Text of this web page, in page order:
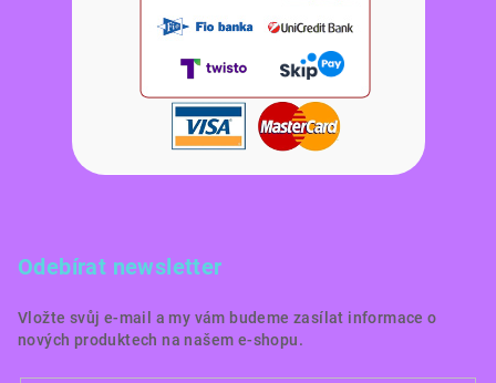
Odebírat newsletter
Vložte svůj e-mail a my vám budeme zasílat informace o
nových produktech na našem e-shopu.